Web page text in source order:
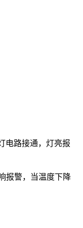
电路接通，灯亮报
报警，当温度下降